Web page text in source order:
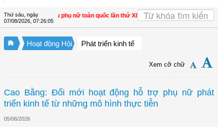
Thứ sáu, ngày
07/08/2026, 07:26:06
hội đại biểu phụ nữ toàn quốc lần thứ XIV đến cán bộ Hội các cấp | Hà
Hoạt động Hội Phát triển kinh tế
Xem cỡ chữ
Cao Bằng: Đổi mới hoạt động hỗ trợ phụ nữ phát
triển kinh tế từ những mô hình thực tiễn
05/06/2026